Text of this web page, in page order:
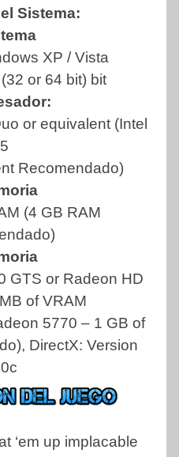
Sistema:
XP / Vista
or 64 bit) bit
or equivalent (Intel
Recomendado)
(4 GB RAM
GTS or Radeon HD
of VRAM
5770 – 1 GB of
DirectX: Version
‘em up implacable